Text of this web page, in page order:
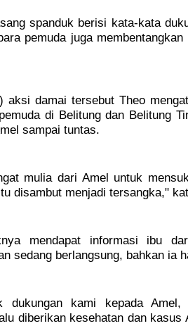
spanduk berisi kata-kata
pemuda juga
aksi damai tersebut Theo
di Belitung dan Belitung
sampai tuntas.
mulia dari Amel untuk
disambut menjadi tersangka,"
mendapat informasi ibu
sedang berlangsung, bahkan ia
dukungan kami kepada
diberikan kesehatan dan